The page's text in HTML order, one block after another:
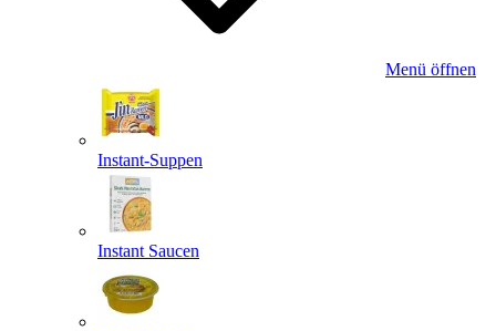
Menü öffnen
Instant-Suppen
Instant Saucen